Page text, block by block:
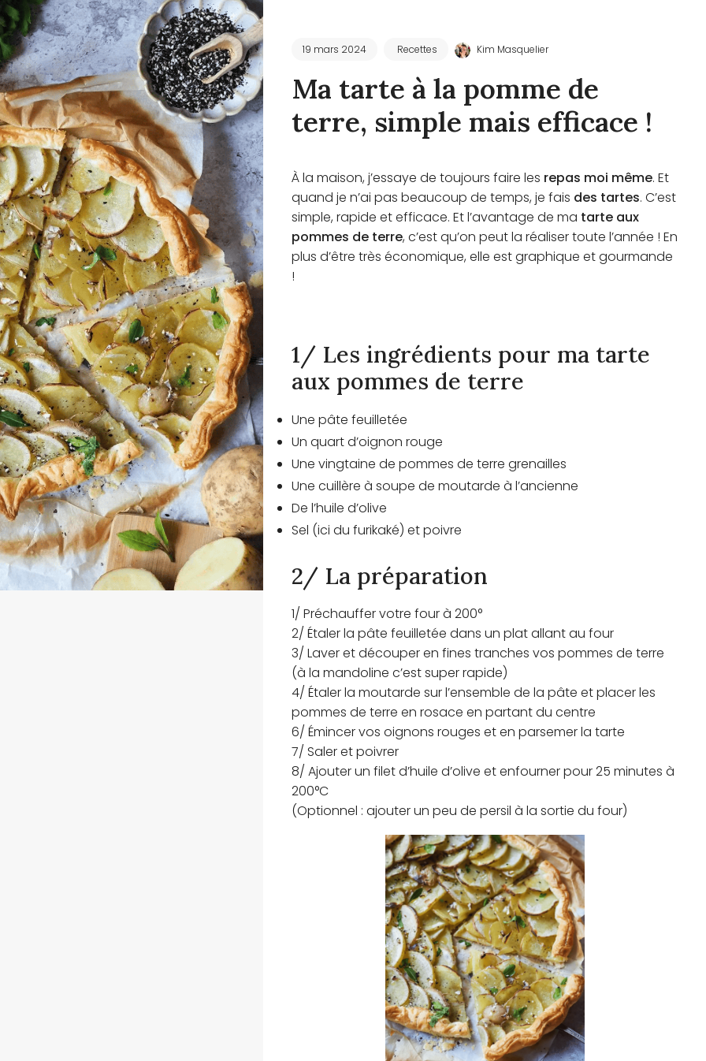
19 mars 2024 Recettes Kim Masquelier
Ma tarte à la pomme de
terre, simple mais efficace !
À la maison, j’essaye de toujours faire les repas moi même. Et
quand je n’ai pas beaucoup de temps, je fais des tartes. C’est
simple, rapide et efficace. Et l’avantage de ma tarte aux
pommes de terre, c’est qu’on peut la réaliser toute l’année ! En
plus d’être très économique, elle est graphique et gourmande
!
1/ Les ingrédients pour ma tarte
aux pommes de terre
Une pâte feuilletée
Un quart d’oignon rouge
Une vingtaine de pommes de terre grenailles
Une cuillère à soupe de moutarde à l’ancienne
De l’huile d’olive
Sel (ici du furikaké) et poivre
2/ La préparation
1/ Préchauffer votre four à 200°
2/ Étaler la pâte feuilletée dans un plat allant au four
3/ Laver et découper en fines tranches vos pommes de terre
(à la mandoline c’est super rapide)
4/ Étaler la moutarde sur l’ensemble de la pâte et placer les
pommes de terre en rosace en partant du centre
6/ Émincer vos oignons rouges et en parsemer la tarte
7/ Saler et poivrer
8/ Ajouter un filet d’huile d’olive et enfourner pour 25 minutes à
200°C
(Optionnel : ajouter un peu de persil à la sortie du four)